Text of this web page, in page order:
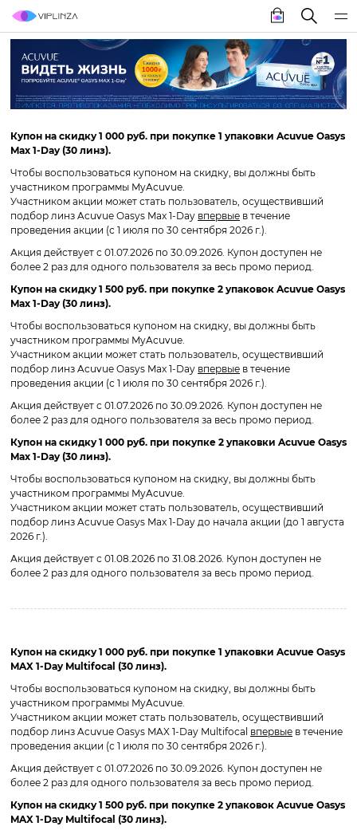
Купон на скидку 1 000 руб. при покупке 1 упаковки Acuvue Oasys
Max 1-Day (30 линз).
Чтобы воспользоваться купоном на скидку, вы должны быть
участником программы MyAcuvue.
Участником акции может стать пользователь, осуществивший
подбор линз Acuvue Oasys Max 1-Day впервые в течение
проведения акции (с 1 июля по 30 сентября 2026 г.).
Акция действует с 01.07.2026 по 30.09.2026. Купон доступен не
более 2 раз для одного пользователя за весь промо период.
Купон на скидку 1 500 руб. при покупке 2 упаковок Acuvue Oasys
Max 1-Day (30 линз).
Чтобы воспользоваться купоном на скидку, вы должны быть
участником программы MyAcuvue.
Участником акции может стать пользователь, осуществивший
подбор линз Acuvue Oasys Max 1-Day впервые в течение
проведения акции (с 1 июля по 30 сентября 2026 г.).
Акция действует с 01.07.2026 по 30.09.2026. Купон доступен не
более 2 раз для одного пользователя за весь промо период.
Купон на скидку 1 000 руб. при покупке 2 упаковки Acuvue Oasys
Max 1-Day (30 линз).
Чтобы воспользоваться купоном на скидку, вы должны быть
участником программы MyAcuvue.
Участником акции может стать пользователь, осуществивший
подбор линз Acuvue Oasys Max 1-Day до начала акции (до 1 августа
2026 г.).
Акция действует с 01.08.2026 по 31.08.2026. Купон доступен не
более 2 раз для одного пользователя за весь промо период.
Купон на скидку 1 000 руб. при покупке 1 упаковки Acuvue Oasys
MAX 1-Day Multifocal (30 линз).
Чтобы воспользоваться купоном на скидку, вы должны быть
участником программы MyAcuvue.
Участником акции может стать пользователь, осуществивший
подбор линз Acuvue Oasys MAX 1-Day Multifocal впервые в течение
проведения акции (с 1 июля по 30 сентября 2026 г.).
Акция действует с 01.07.2026 по 30.09.2026. Купон доступен не
более 2 раз для одного пользователя за весь промо период.
Купон на скидку 1 500 руб. при покупке 2 упаковок Acuvue Oasys
MAX 1-Day Multifocal (30 линз).